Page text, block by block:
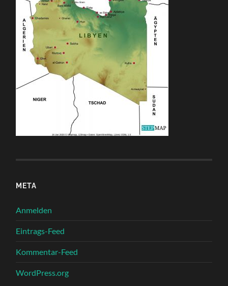
META
Anmelden
Eintrags-Feed
Kommentar-Feed
WordPress.org